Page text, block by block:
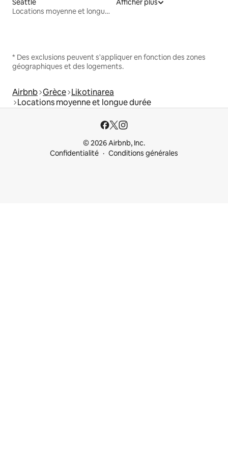
Seattle
Locations moyenne et longue durée
Afficher plus
* Des exclusions peuvent s'appliquer en fonction des zones
géographiques et des logements.
Airbnb Grèce Likotinarea
Locations moyenne et longue durée
© 2026 Airbnb, Inc.
Confidentialité
Conditions générales